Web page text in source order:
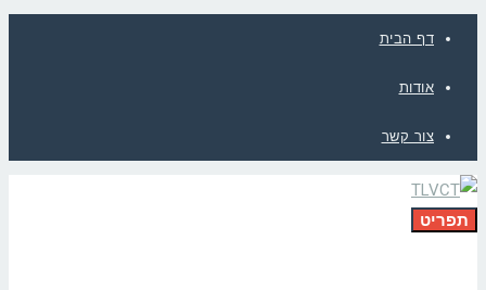
דף הבית
אודות
צור קשר
תפריט